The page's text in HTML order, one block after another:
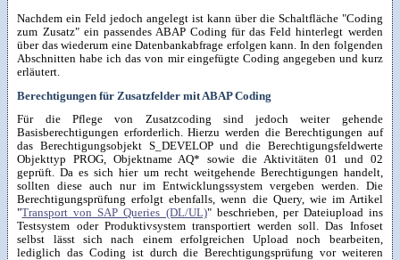
Nachdem ein Feld jedoch angelegt ist kann über die Schaltfläche "Coding
zum Zusatz" ein passendes ABAP Coding für das Feld hinterlegt werden
über das wiederum eine Datenbankabfrage erfolgen kann. In den folgenden
Abschnitten habe ich das von mir eingefügte Coding angegeben und kurz
erläutert.
Berechtigungen für Zusatzfelder mit ABAP Coding
Für die Pflege von Zusatzcoding sind jedoch weiter gehende
Basisberechtigungen erforderlich. Hierzu werden die Berechtigungen auf
das Berechtigungsobjekt S_DEVELOP und die Berechtigungsfeldwerte
Objekttyp PROG, Objektname AQ* sowie die Aktivitäten 01 und 02
geprüft. Da es sich hier um recht weitgehende Berechtigungen handelt,
sollten diese auch nur im Entwicklungssystem vergeben werden. Die
Berechtigungsprüfung erfolgt ebenfalls, wenn die Query, wie im Artikel
"Transport von SAP Queries (DL/UL)" beschrieben, per Dateiupload ins
Testsystem oder Produktivsystem transportiert werden soll. Das Infoset
selbst lässt sich nach einem erfolgreichen Upload noch bearbeiten,
lediglich das Coding ist durch die Berechtigungsprüfung vor weiteren